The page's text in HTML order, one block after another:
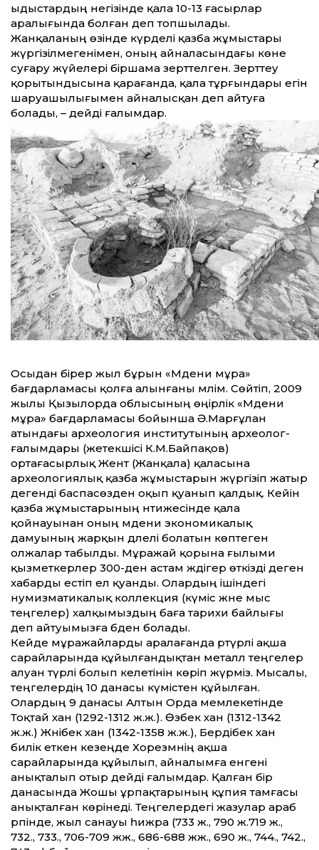
ыдыстардың негізінде қала 10-13 ғасырлар
аралығында болған деп топшылады.
Жанқаланың өзінде күрделі қазба жұмыстары
жүргізілмегенімен, оның айналасындағы көне
суғару жүйелері біршама зерттелген. Зерттеу
қорытындысына қарағанда, қала тұрғындары егін
шаруашылығымен айналысқан деп айтуға
болады, – дейді ғалымдар.
Осыдан бірер жыл бұрын «Мәдени мұра»
бағдарламасы қолға алынғаны мәлім. Сөйтіп, 2009
жылы Қызылорда облысының өңірлік «Мәдени
мұра» бағдарламасы бойынша Ә.Марғұлан
атындағы археология институтының археолог-
ғалымдары (жетекшісі К.М.Байпақов)
ортағасырлық Жент (Жанқала) қаласына
археологиялық қазба жұмыстарын жүргізіп жатыр
дегенді баспасөзден оқып қуанып қалдық. Ке­йін
қазба жұмыстарының нәтижесінде қала
қойнауынан оның мәдени экономикалық
дамуының жарқын дәлелі болатын көптеген
олжалар табылды. Мұражай қорына ғылыми
қызметкерлер 300-ден астам жәдігер өткізді деген
хабарды естіп ел қуанды. Олардың ішіндегі
нумизматикалық коллекция (күміс және мыс
теңгелер) халқымыздың баға тарихи байлығы
деп айтуымызға әбден болады.
Кейде мұражайларды аралағанда әртүрлі ақша
сарайларында құйыл­ғандықтан металл теңгелер
алуан түрлі болып келетінін көріп жүрміз. Мысалы,
теңгелердің 10 данасы күмістен құйылған.
Олардың 9 данасы Алтын Орда мемлекетінде
Тоқтай хан (1292-1312 ж.ж.). Өзбек хан (1312-1342
ж.ж.) Жәнібек хан (1342-1358 ж.ж.), Бердібек хан
билік еткен кезеңде Хорезмнің ақша
сарайларында құйылып, айналымға енгені
анықталып отыр дейді ғалымдар. Қалған бір
данасында Жошы ұрпақтарының құпия тамғасы
анықталған көрінеді. Теңгелердегі жазулар араб
әрпінде, жыл санауы һижра (733 ж., 790 ж.719 ж.,
732., 733., 706-709 жж., 686-688 жж., 690 ж., 744., 742.,